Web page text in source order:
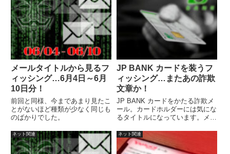
メールタイトルから見るフ
ィッシング…6月4日～6月
10日分！
前回と同様、今まであまり見たこ
とがないほど種類が少なく同じも
のばかりでした。
JP BANK カードを装うフ
ィッシング…またあの詐欺
文章か！
JP BANK カードをかたる詐欺メ
ール。カードホルダーには気にな
るタイトルになっています。メー
ものです。
ネット関連 ネット関連